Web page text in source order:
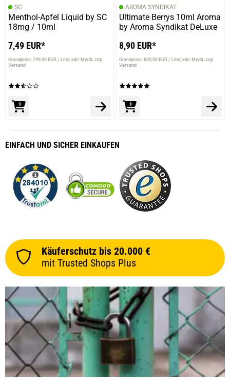
SC
Menthol-Apfel Liquid by SC
18mg / 10ml
7,49 EUR*
Grundpreis: 749,00 EUR / Liter inkl. MwSt. zzgl.
Versand
AROMA SYNDIKAT
Ultimate Berrys 10ml Aroma
by Aroma Syndikat DeLuxe
8,90 EUR*
Grundpreis: 890,00 EUR / Liter inkl. MwSt. zzgl.
Versand
EINFACH UND SICHER EINKAUFEN
Käuferschutz bis 20.000 €
mit Trusted Shops Plus